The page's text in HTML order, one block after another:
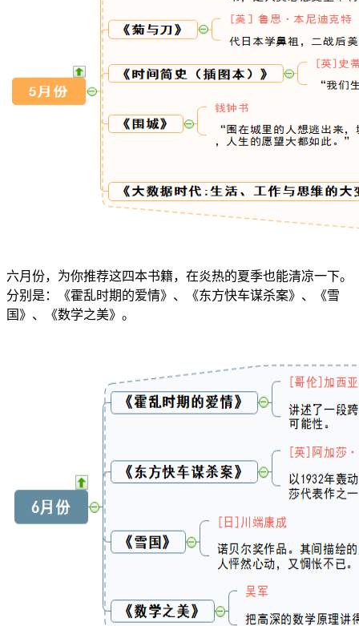
六月份，为你推荐这四本书籍，在炎热的夏季也能清凉一下。
分别是：《霍乱时期的爱情》、《东方快车谋杀案》、《雪
国》、《数学之美》。